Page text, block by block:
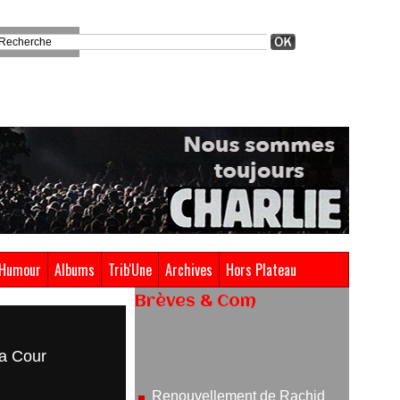
Humour Albums Trib'Une Archives Hors Plateau
Cour
Brèves & Com